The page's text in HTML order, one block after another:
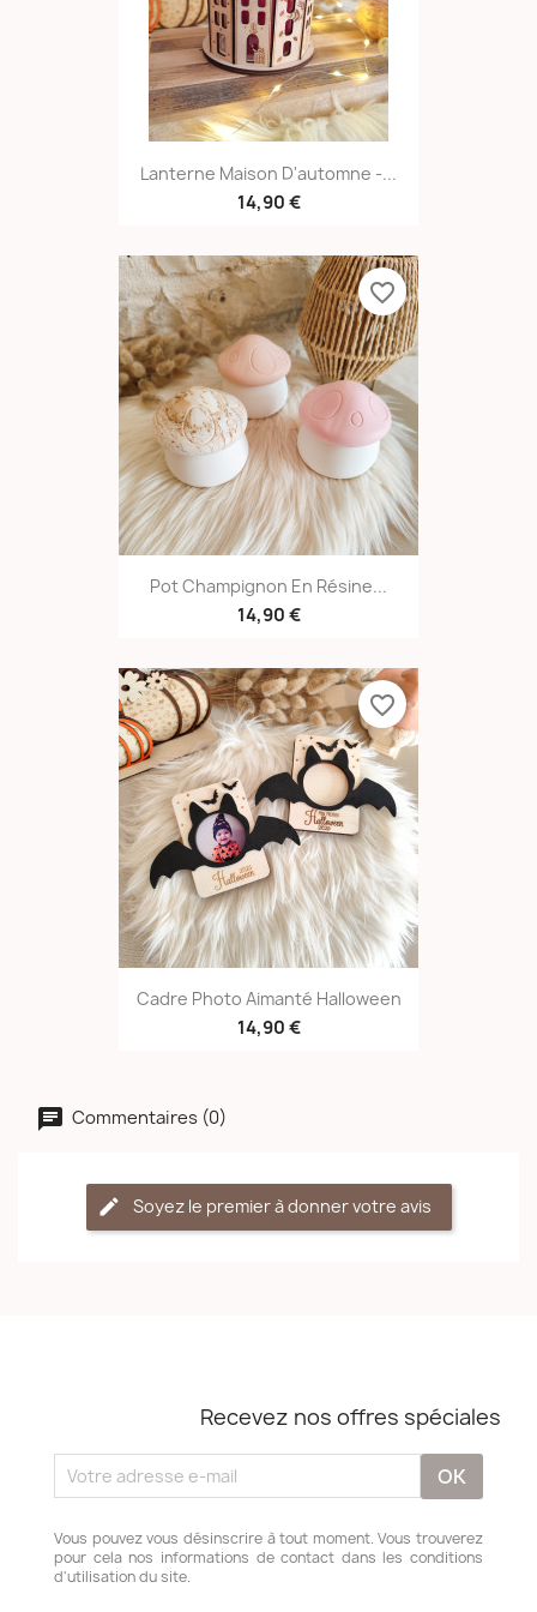
Lanterne Maison D'automne -...
14,90 €
Pot Champignon En Résine...
14,90 €
favorite_border
Cadre Photo Aimanté Halloween
14,90 €
favorite_border
Commentaires (0)
Soyez le premier à donner votre avis
Recevez nos offres spéciales
Vous pouvez vous désinscrire à tout moment. Vous trouverez
pour cela nos informations de contact dans les conditions
d'utilisation du site.